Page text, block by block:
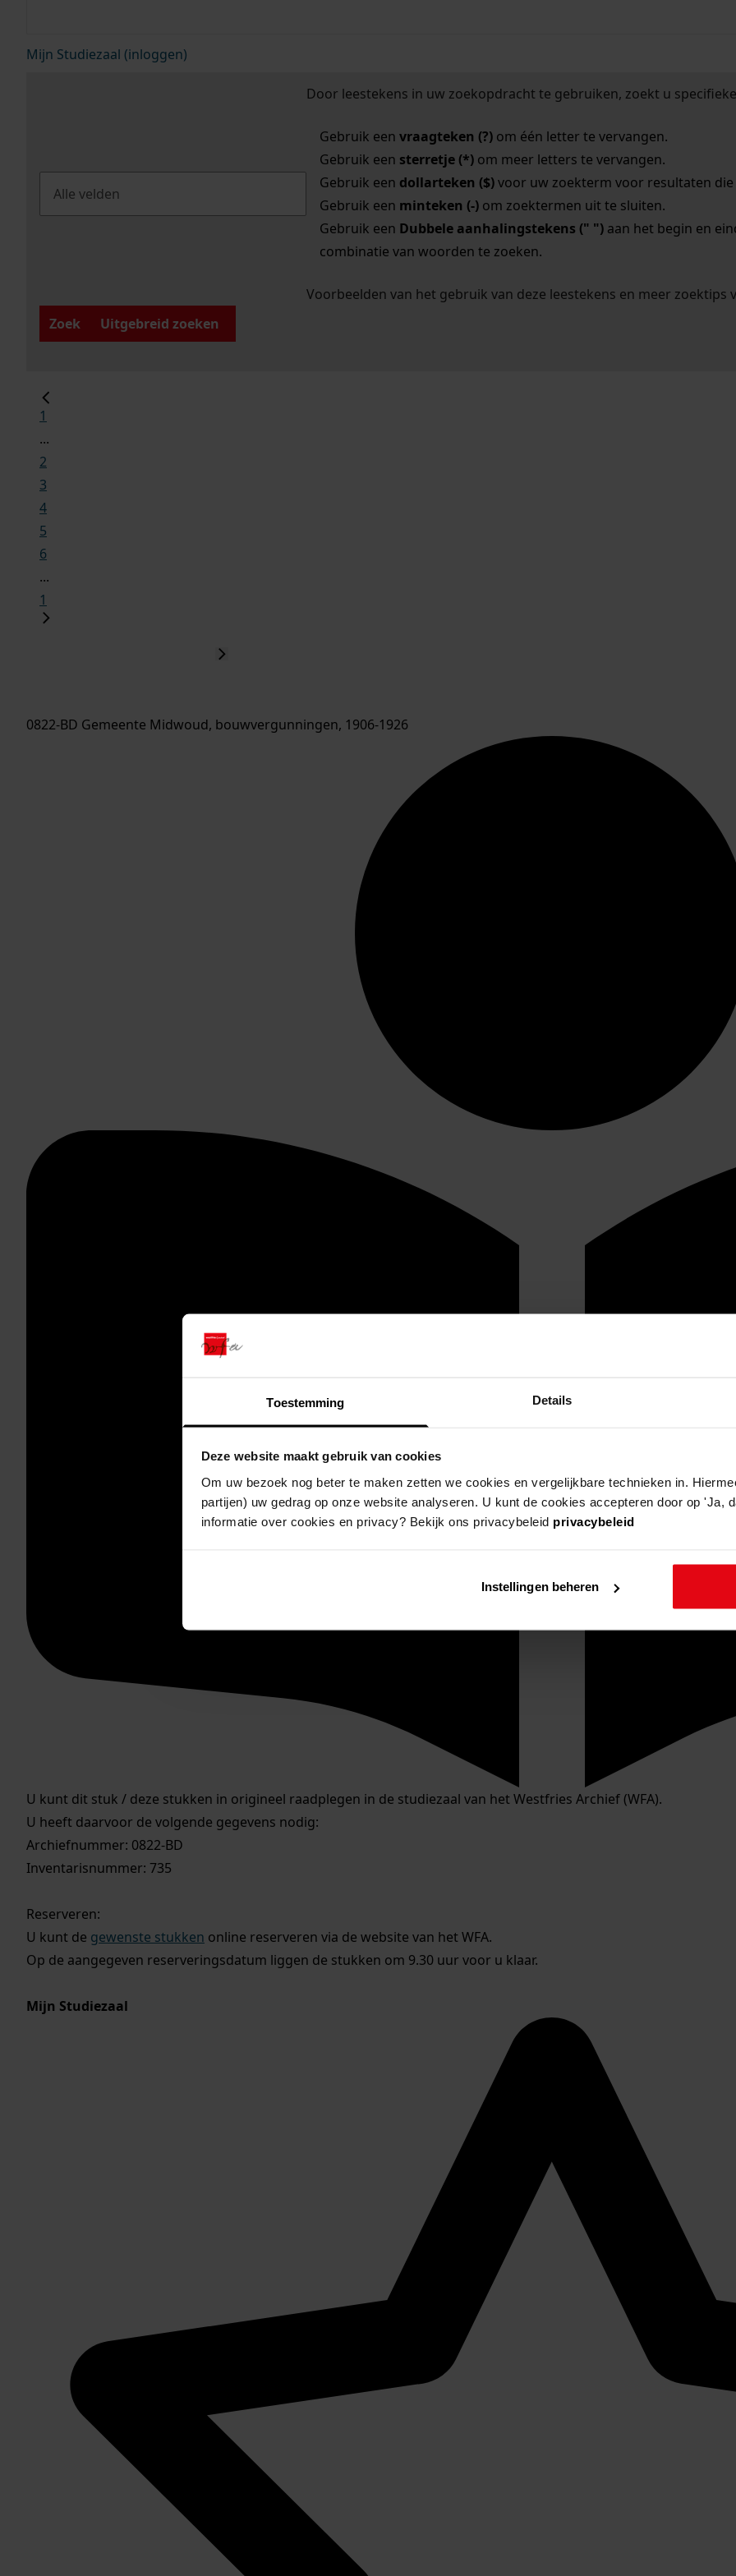
Toestemming Details
Deze website maakt gebruik van cookies
Om uw bezoek nog beter te maken zetten we cookies en vergelijkbare technieken in.
partijen) uw gedrag op onze website analyseren. U kunt de cookies accepteren door op 'Ja,
informatie over cookies en privacy? Bekijk ons privacybeleid privacybeleid
Instellingen beheren
Mijn Studiezaal (inloggen)
Door leestekens in uw zoekopdracht te gebruiken, zoekt u
Gebruik een vraagteken (?)om één letter te vervangen.
Gebruik een sterretje (*)om meer letters te vervangen.
Gebruik een dollarteken ($)voor uw zoekterm voor resultaten die
Gebruik een minteken (-)om zoektermen uit te sluiten.
Gebruik een Dubbele aanhalingstekens (" ")aan het begin en
combinatie van woorden te zoeken.
Voorbeelden van het gebruik van deze leestekens en meer zoektips
Zoek
Uitgebreid zoeken
1
...
2
3
4
5
6
...
1
0822-BD Gemeente Midwoud, bouwvergunningen, 1906-1926
U kunt dit stuk / deze stukken in origineel raadplegen in de studiezaal van het Westfries Archief (WFA).
U heeft daarvoor de volgende gegevens nodig:
Archiefnummer: 0822-BD
Inventarisnummer: 735
Reserveren:
U kunt de gewenste stukken online reserveren via de website van het WFA.
Op de aangegeven reserveringsdatum liggen de stukken om 9.30 uur voor u klaar.
Mijn Studiezaal